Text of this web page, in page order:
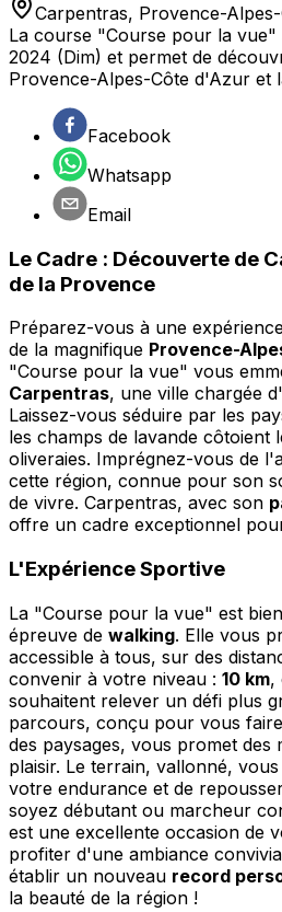
Carpentras, Provence-
La course "Course pour la vue"
2024 (Dim) et permet de
Provence-Alpes-Côte d'Azur et
Facebook
Whatsapp
Email
Le Cadre : Découverte de
de la Provence
Préparez-vous à une
de la magnifique Provence-
"Course pour la vue" vous
Carpentras, une ville chargée
Laissez-vous séduire par les
les champs de lavande côtoient
oliveraies. Imprégnez-vous de
cette région, connue pour son
de vivre. Carpentras, avec son
offre un cadre exceptionnel
L'Expérience Sportive
La "Course pour la vue" est
épreuve de walking. Elle vous
accessible à tous, sur des
convenir à votre niveau : 10 km,
souhaitent relever un défi plus
parcours, conçu pour vous
des paysages, vous promet
plaisir. Le terrain, vallonné,
votre endurance et de
soyez débutant ou marcheur
est une excellente occasion de
profiter d'une ambiance
établir un nouveau record
la beauté de la région !